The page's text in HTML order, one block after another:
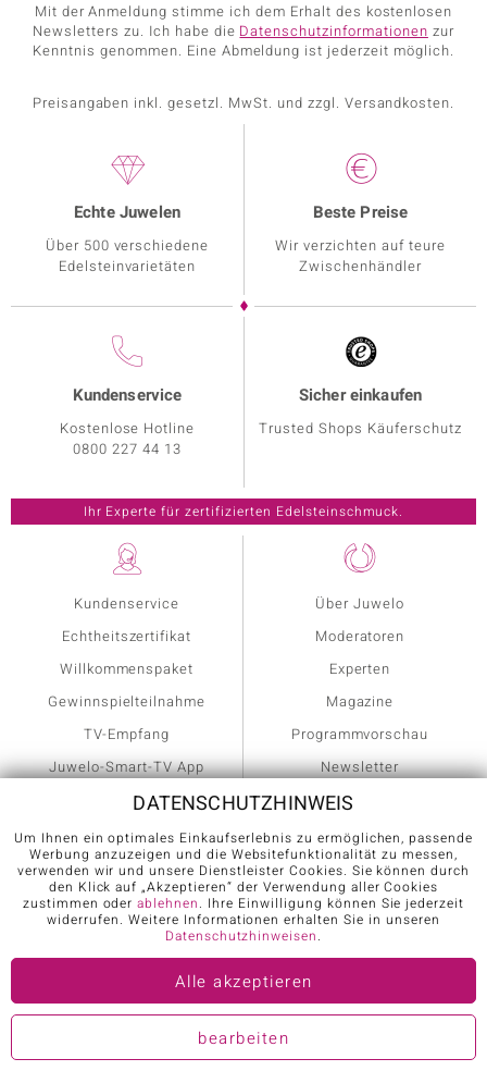
Mit der Anmeldung stimme ich dem Erhalt des kostenlosen
Newsletters zu. Ich habe die Datenschutzinformationen zur
Kenntnis genommen. Eine Abmeldung ist jederzeit möglich.
Preisangaben inkl. gesetzl. MwSt. und zzgl. Versandkosten.
Echte Juwelen
Über 500 verschiedene
Edelsteinvarietäten
Beste Preise
Wir verzichten auf teure
Zwischenhändler
Kundenservice
Kostenlose Hotline
0800 227 44 13
Sicher einkaufen
Trusted Shops Käuferschutz
Kundenservice
Echtheitszertifikat
Willkommenspaket
Gewinnspielteilnahme
TV-Empfang
Juwelo-Smart-TV App
Versandinformationen
Hilfe & FAQ
Ringgröße ermitteln
Über Juwelo
Moderatoren
Experten
Magazine
Programmvorschau
Newsletter
Journal
SCHMUCK
Anhänger
EDELSTEINE
Achatschmuck
Amethystschmuck
Aquamarinschmuck
DATENSCHUTZHINWEIS
Um Ihnen ein optimales Einkaufserlebnis zu ermöglichen, passende
Werbung anzuzeigen und die Websitefunktionalität zu messen,
verwenden wir und unsere Dienstleister Cookies. Sie können durch
den Klick auf „Akzeptieren“ der Verwendung aller Cookies
zustimmen oderablehnen. Ihre Einwilligung können Sie jederzeit
widerrufen. Weitere Informationen erhalten Sie in unseren
Datenschutzhinweisen.
Alle akzeptieren
bearbeiten